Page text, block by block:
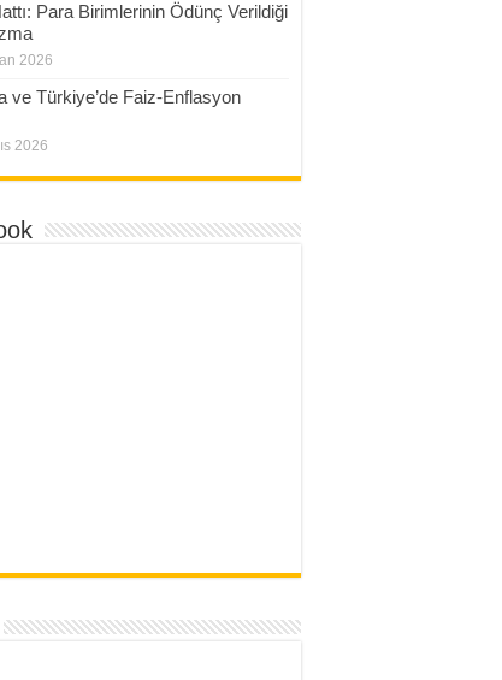
Para Birimlerinin Ödünç Verildiği
2026
ve Türkiye’de Faiz-Enflasyon
2026